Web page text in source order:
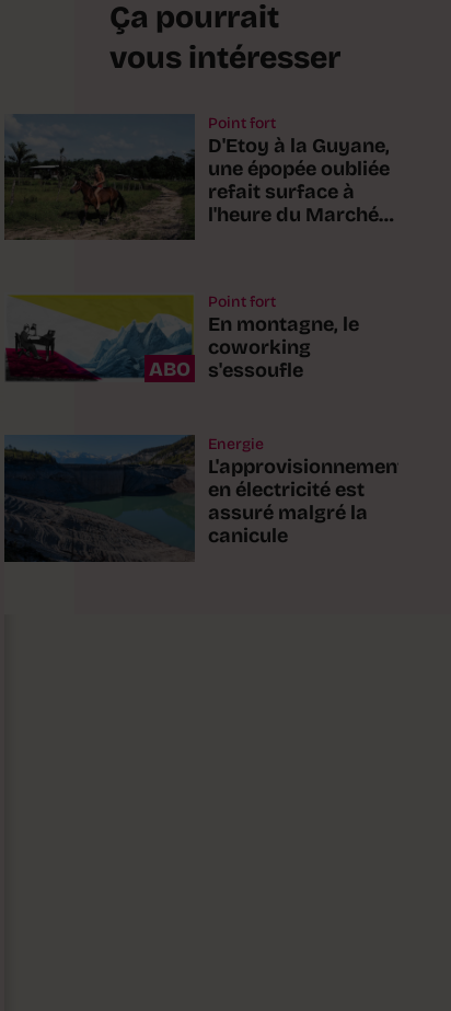
Ça pourrait
vous intéresser
Point fort
D'Etoy à la Guyane,
une épopée oubliée
refait surface à
l'heure du Marché-
ABO
Point fort
En montagne, le
coworking
s'essoufle
Energie
L'approvisionnement
en électricité est
assuré malgré la
canicule